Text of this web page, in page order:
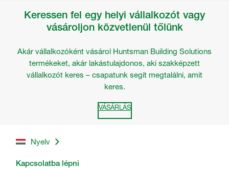
Keressen fel egy helyi vállalkozót vagy
vásároljon közvetlenül tőlünk
Akár vállalkozóként vásárol Huntsman Building Solutions
termékeket, akár lakástulajdonos, aki szakképzett
vállalkozót keres – csapatunk segít megtalálni, amit
keres.
VÁSÁRLÁS
Nyelv
Kapcsolatba lépni